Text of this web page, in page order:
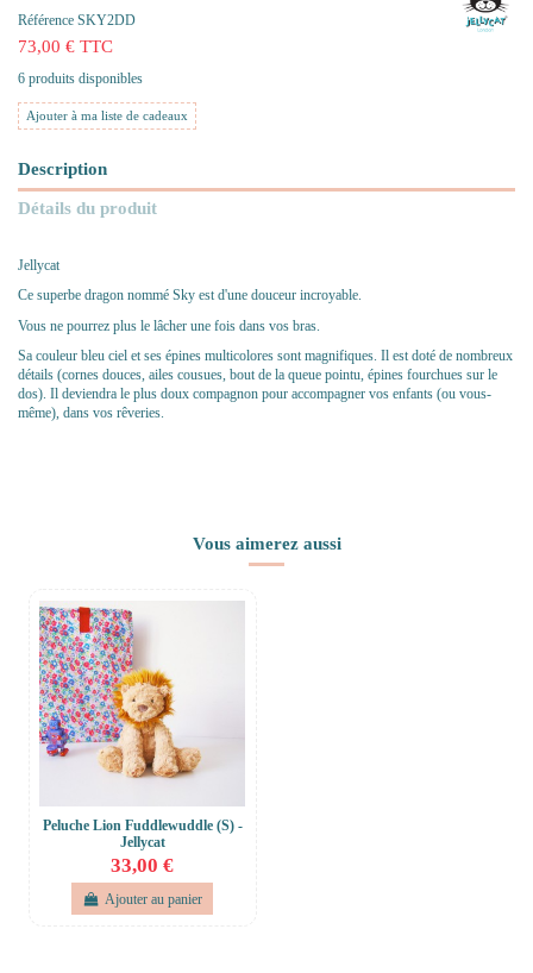
Référence SKY2DD
73,00 € TTC
6 produits disponibles
Ajouter à ma liste de cadeaux
Description
Détails du produit
Jellycat
Ce superbe dragon nommé Sky est d'une douceur incroyable.
Vous ne pourrez plus le lâcher une fois dans vos bras.
Sa couleur bleu ciel et ses épines multicolores sont magnifiques. Il est doté de nombreux
détails (cornes douces, ailes cousues, bout de la queue pointu, épines fourchues sur le
dos). Il deviendra le plus doux compagnon pour accompagner vos enfants (ou vous-
même), dans vos rêveries.
Vous aimerez aussi
Peluche Lion Fuddlewuddle (S) -
Jellycat
33,00 €
Ajouter au panier